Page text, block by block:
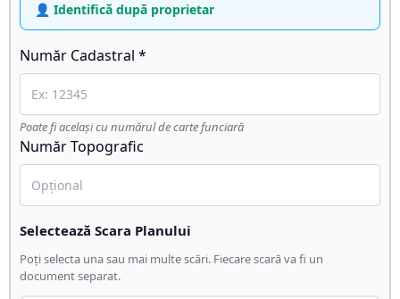
👤 Identifică după proprietar
Număr Cadastral *
Poate fi același cu numărul de carte funciară
Număr Topografic
Selectează Scara Planului
Poți selecta una sau mai multe scări. Fiecare scară va fi un
document separat.